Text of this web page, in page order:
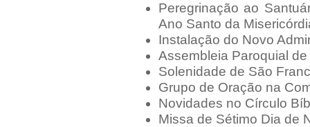
Peregrinação ao
Ano Santo da
Instalação do Novo
Assembleia Paroquial
Solenidade de São
Grupo de Oração na
Novidades no Círculo
Missa de Sétimo Dia de